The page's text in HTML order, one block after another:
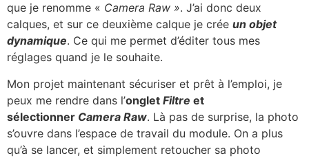
que je renomme « Camera Raw ». J’ai donc deux
calques, et sur ce deuxième calque je crée un objet
dynamique. Ce qui me permet d’éditer tous mes
réglages quand je le souhaite.
Mon projet maintenant sécuriser et prêt à l’emploi, je
peux me rendre dans l’onglet Filtre et
sélectionner Camera Raw. Là pas de surprise, la photo
s’ouvre dans l’espace de travail du module. On a plus
qu’à se lancer, et simplement retoucher sa photo